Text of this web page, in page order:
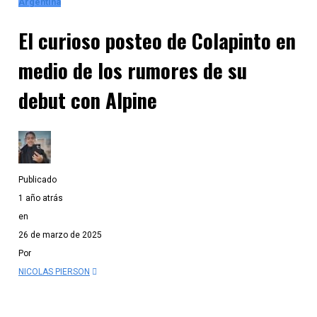
El curioso posteo de Colapinto en
medio de los rumores de su
debut con Alpine
Publicado
1 año atrás
en
26 de marzo de 2025
Por
NICOLAS PIERSON